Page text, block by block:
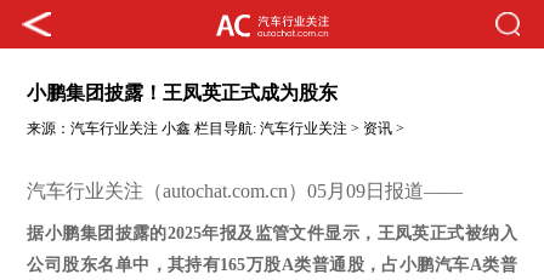
小鹏集团披露！王凤英正式成为股东
来源：汽车行业关注 小鑫 栏目导航:汽车行业关注 > 资讯 >
汽车行业关注（autochat.com.cn）05月09日报道——
据小鹏集团 披露的2025年报及监管文件显示， 王凤英正式被纳入
公司股东名单中，其持有165万股A类普通股 ，占小鹏汽车A类普